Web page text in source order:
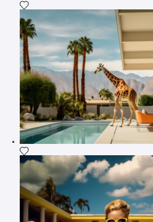
Fügen Sie das Foto meiner
Fügen Sie das Foto meiner